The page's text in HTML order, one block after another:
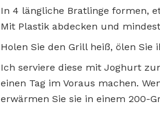
In 4 längliche Bratlinge formen,
Mit Plastik abdecken und
Holen Sie den Grill heiß, ölen
Ich serviere diese mit Joghurt
einen Tag im Voraus machen.
erwärmen Sie sie in einem 200-